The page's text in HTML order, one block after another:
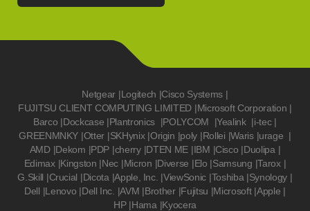
Netgear |Logitech |Cisco Systems |
FUJITSU CLIENT COMPUTING LIMITED |Microsoft Corporation |
Barco |Dockcase |Plantronics |POLYCOM |Yealink |i-tec |
GREENMNKY |Otter |SKHynix |Origin |poly |Rollei |Waris |urage |
AMD |Dekom |PDP |cherry |DTEN ME |IBM |Cisco |Duolipa |
Edimax |Kingston |Nec |Micron |Diverse |Elo |Samsung |Tarox |
G.Skill |Crucial |Dicota |Apple, Inc. |ViewSonic |Toshiba |Synology |
Dell |Lenovo |Dell Inc. |AVM |Brother |Fujitsu |Microsoft |Apple |
HP |Hama |Kyocera